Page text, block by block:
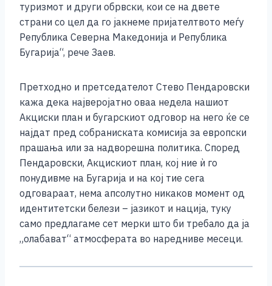
туризмот и други обрвски, кои се на двете
страни со цел да го јакнеме пријателтвото меѓу
Република Северна Македонија и Република
Бугарија“, рече Заев.
Претходно и претседателот Стево Пендаровски
кажа дека најверојатно оваа недела нашиот
Акциски план и бугарскиот одговор на него ќе се
најдат пред собраниската комисија за европски
прашања или за надворешна политика. Според
Пендаровски, Акцискиот план, кој ние ѝ го
понудивме на Бугарија и на кој тие сега
одговараат, нема апсолутно никаков момент од
идентитетски белези – јазикот и нација, туку
само предлагаме сет мерки што би требало да ја
„олабават“ атмосферата во наредниве месеци.